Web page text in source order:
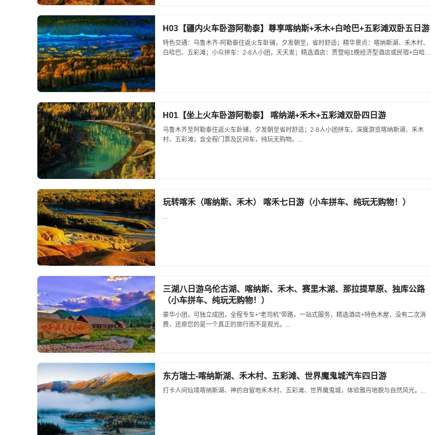
H03【疆内火车卧游阿勒泰】尊享喀纳斯+禾木+白哈巴+五彩滩双卧五日游
特色交通：乌鲁木齐-阿勒泰往返火车卧铺，夕发朝至，省时舒适；精华景点：喀纳斯湖、禾木村、
白哈巴、五彩滩；小众拼车：2-8人小团，天天发；精选酒店：贾登峪1晚经济型酒店或民宿+白哈巴
H01【坐上火车卧游阿勒泰】 喀纳湖+禾木+五彩滩双卧四日游
乌鲁木齐至阿勒泰往返火车卧铺，夕发朝至省时舒适；2-8人小团拼车，深度游览喀纳斯湖、禾木
村、五彩滩；含全程门票及区间车，纯玩无购物。...
玩转喀禾（喀纳斯、禾木） 喀禾七日游（小车拼车、纯玩无购物！）
...
三湖八日游乌伦古湖、喀纳斯、禾木、赛里木湖、那拉提草原、独库公路
（小车拼车、纯玩无购物！）
豪华小团，可独立成团，全程专车+“老司机”带路，一站式服务，精选酒店+特色木屋，没有二次消
费，还原您的是一个真正的旅行而不是观光。...
东方瑞士-喀纳斯湖、禾木村、五彩滩、世界魔鬼城汽车四日游
打卡人间仙境喀纳斯湖、神的自留地禾木村、五彩滩、世界魔鬼城，体验雅丹地貌与自然风光。...